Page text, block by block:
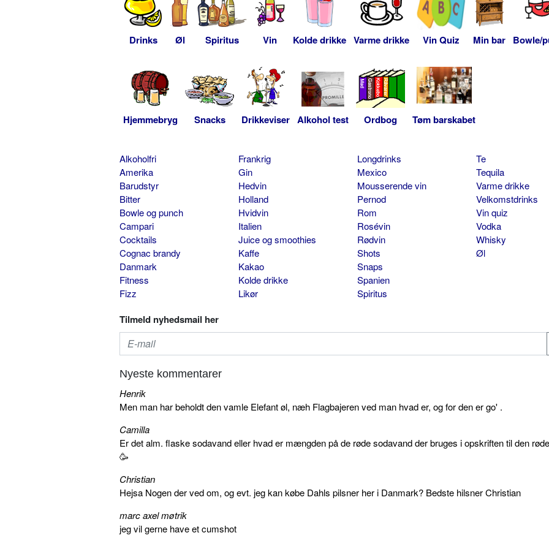
Drinks Øl Spiritus Vin Kolde drikke Varme drikke Vin Quiz Min bar Bowle/
Hjemmebryg Snacks Drikkeviser Alkohol test Ordbog Tøm barskabet
Alkoholfri
Amerika
Barudstyr
Bitter
Bowle og punch
Campari
Cocktails
Cognac brandy
Danmark
Fitness
Fizz
Frankrig
Gin
Hedvin
Holland
Hvidvin
Italien
Juice og smoothies
Kaffe
Kakao
Kolde drikke
Likør
Longdrinks
Mexico
Mousserende vin
Pernod
Rom
Rosévin
Rødvin
Shots
Snaps
Spanien
Spiritus
Te
Tequila
Varme drikke
Velkomstdrinks
Vin quiz
Vodka
Whisky
Øl
Tilmeld nyhedsmail her
Nyeste kommentarer
Henrik
Men man har beholdt den vamle Elefant øl, næh Flagbajeren ved man hvad er, og for den er go' .
Camilla
Er det alm. flaske sodavand eller hvad er mængden på de røde sodavand der bruges i opskriften til den
🥳
Christian
Hejsa Nogen der ved om, og evt. jeg kan købe Dahls pilsner her i Danmark? Bedste hilsner Christian
marc axel møtrik
jeg vil gerne have et cumshot